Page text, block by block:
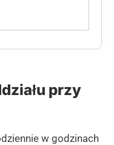
przy
w godzinach